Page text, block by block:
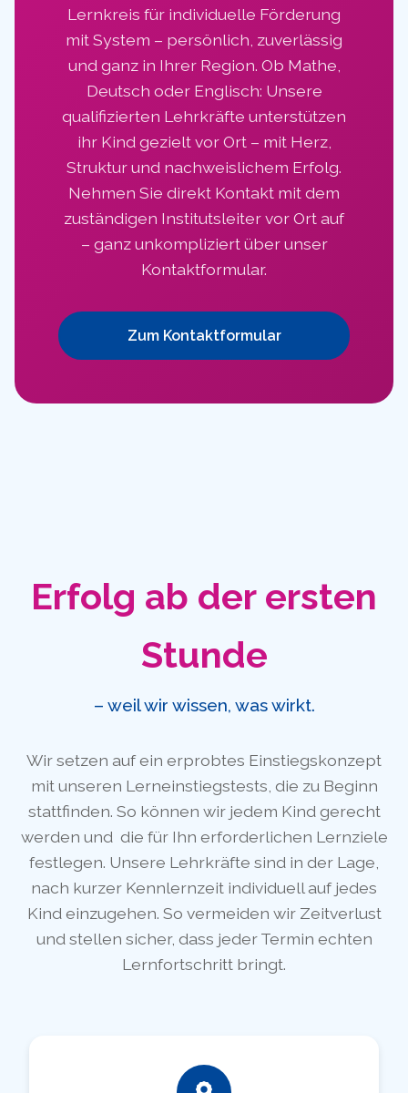
Lernkreis für individuelle Förderung
mit System – persönlich, zuverlässig
und ganz in Ihrer Region. Ob Mathe,
Deutsch oder Englisch: Unsere
qualifizierten Lehrkräfte unterstützen
ihr Kind gezielt vor Ort – mit Herz,
Struktur und nachweislichem Erfolg.
Nehmen Sie direkt Kontakt mit dem
zuständigen Institutsleiter vor Ort auf
– ganz unkompliziert über unser
Kontaktformular.
Zum Kontaktformular
Erfolg ab der ersten
Stunde
– weil wir wissen, was wirkt.
Wir setzen auf ein erprobtes Einstiegskonzept
mit unseren Lerneinstiegstests, die zu Beginn
stattfinden. So können wir jedem Kind gerecht
werden und die für Ihn erforderlichen Lernziele
festlegen. Unsere Lehrkräfte sind in der Lage,
nach kurzer Kennlernzeit individuell auf jedes
Kind einzugehen. So vermeiden wir Zeitverlust
und stellen sicher, dass jeder Termin echten
Lernfortschritt bringt.